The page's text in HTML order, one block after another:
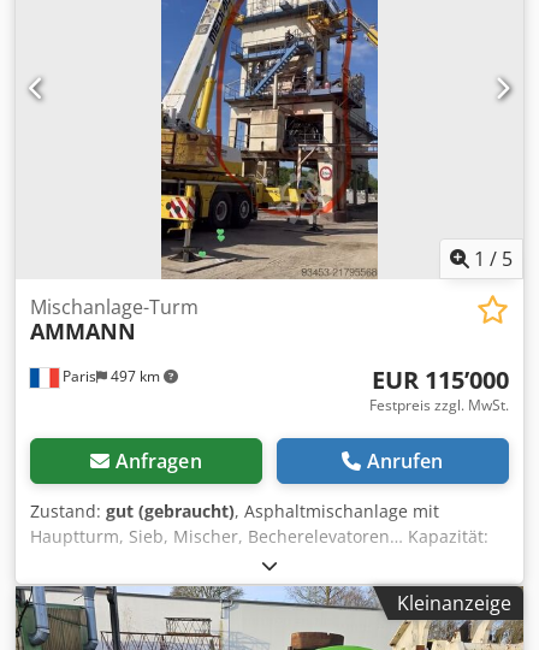
Betriebsspannung 50 Hz: 400 V Nenndrehzahl: 1.490 l/min
Weitere Details siehe Bilder & Typenschild Zustand:
Gebrauchte, überholte Lagerware. Lieferumfang: 1
Europalette mit 1 Motor
1 / 5
Paris 497 km
Mischanlage-Turm
AMMANN
EUR 115’000
Festpreis zzgl. MwSt.
Anfragen Anrufen
Zustand: gut (gebraucht), Asphaltmischanlage mit
Hauptturm, Sieb, Mischer, Becherelevatoren… Kapazität:
160 Tonnen/Stunde Dodpfxsy Hf Dus Ab Nsck
Kleinanzeige